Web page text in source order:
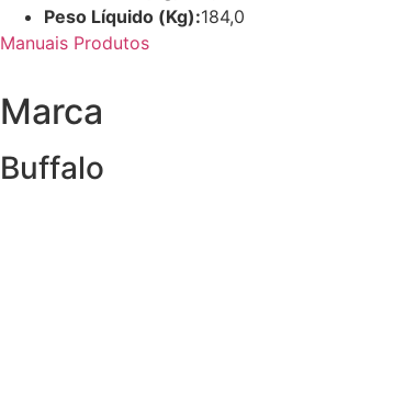
Peso Líquido (Kg):184,0
Manuais Produtos
Marca
Buffalo